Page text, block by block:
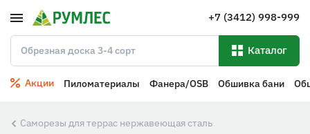
+7 (3412) 998-999
Каталог
Акции Пиломатериалы Фанера/OSB Обшивка бани
Саморезы для террас нержавеющая сталь